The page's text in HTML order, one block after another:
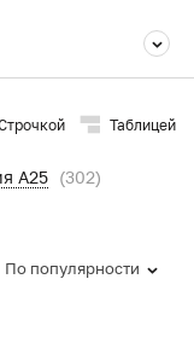
Таблицей
А25 (302)
По популярности